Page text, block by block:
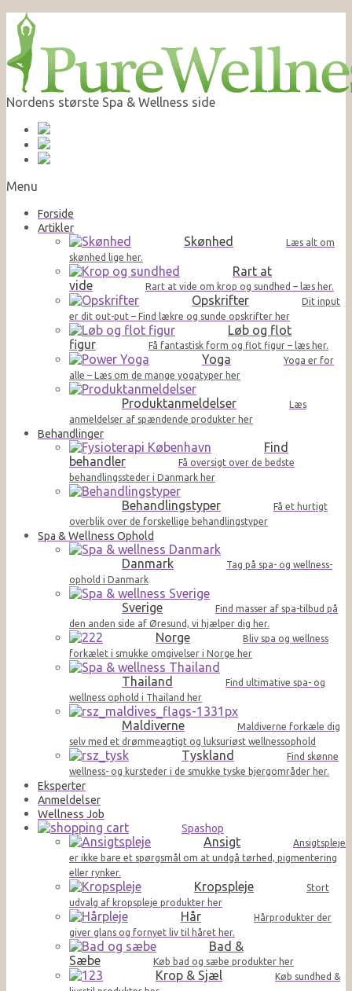
Nordens største Spa & Wellness side
Menu
Forside
Artikler
Skønhed
Læs alt om
skønhed lige her.
Rart at
vide
Rart at vide om krop og sundhed – læs her.
Opskrifter
Dit input
er dit out-put – Find lækre og sunde opskrifter her
Løb og flot
figur
Få fantastisk form og flot figur – læs her.
Yoga
Yoga er for
alle – Læs om de mange yogatyper her
Produktanmeldelser
Læs
anmeldelser af spændende produkter her
Behandlinger
Find
behandler
Få oversigt over de bedste
behandlingssteder i Danmark her
Behandlingstyper
Få et hurtigt
overblik over de forskellige behandlingstyper
Spa & Wellness Ophold
Danmark
Tag på spa- og wellness-
ophold i Danmark
Sverige
Find masser af spa-tilbud på
den anden side af Øresund, vi hjælper dig her.
Norge
Bliv spa og wellness
forkælet i smukke omgivelser i Norge her
Thailand
Find ultimative spa- og
wellness ophold i Thailand her
Maldiverne
Maldiverne forkæle dig
selv med et drømmeagtigt og luksuriøst wellnessophold
Tyskland
Find skønne
wellness- og kursteder i de smukke tyske bjergområder her.
Eksperter
Anmeldelser
Wellness Job
Spashop
Ansigt
Ansigtspleje
er ikke bare et spørgsmål om at undgå tørhed, pigmentering
eller rynker.
Kropspleje
Stort
udvalg af kropspleje produkter her
Hår
Hårprodukter der
giver glans og fornyet liv til håret her.
Bad &
Sæbe
Køb bad og sæbe produkter her
Krop & Sjæl
Køb sundhed &